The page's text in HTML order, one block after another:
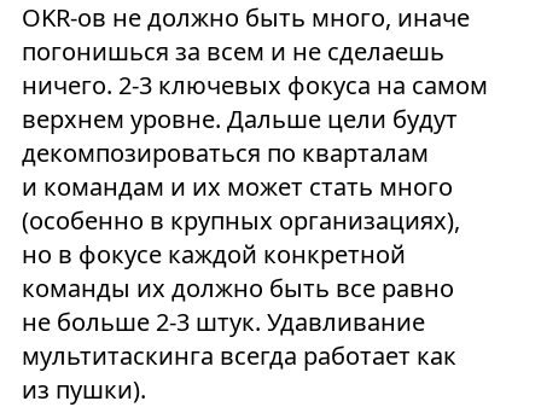
OKR-ов не должно быть много, иначе
погонишься за всем и не сделаешь
ничего. 2-3 ключевых фокуса на самом
верхнем уровне. Дальше цели будут
декомпозироваться по кварталам
и командам и их может стать много
(особенно в крупных организациях),
но в фокусе каждой конкретной
команды их должно быть все равно
не больше 2-3 штук. Удавливание
мультитаскинга всегда работает как
из пушки).